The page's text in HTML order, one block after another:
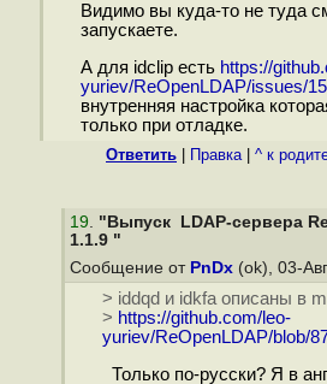
Видимо вы куда-то не туда
запускаете.
А для idclip есть https://
yuriev/ReOpenLDAP/issues/
внутренняя настройка
только при отладке.
Ответить Правка| ^ к
19. "Выпуск LDAP-сервера
1.1.9 "
Сообщение от PnDx (ok), 03-
> iddqd и idkfa описаны в
> https://github.com/leo-
yuriev/ReOpenLDAP/blob/
Только по-русски? Я в